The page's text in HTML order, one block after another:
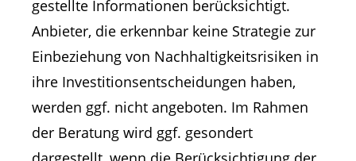
gestellte Informationen berücksichtigt.
Anbieter, die erkennbar keine Strategie zur
Einbeziehung von Nachhaltigkeitsrisiken in
ihre Investitionsentscheidungen haben,
werden ggf. nicht angeboten. Im Rahmen
der Beratung wird ggf. gesondert